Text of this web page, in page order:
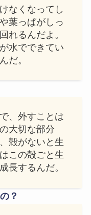
なくなってし
葉っぱがしっ
れるんだよ。
水でできてい
だ。
、外すことは
大切な部分
殻がないと生
この殻ごと生
長するんだ。
？